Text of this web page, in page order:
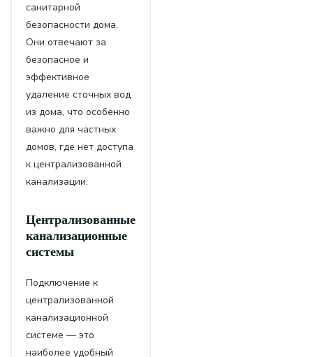
санитарной
безопасности дома.
Они отвечают за
безопасное и
эффективное
удаление сточных вод
из дома, что особенно
важно для частных
домов, где нет доступа
к централизованной
канализации.
Централизованные
канализационные
системы
Подключение к
централизованной
канализационной
системе — это
наиболее удобный